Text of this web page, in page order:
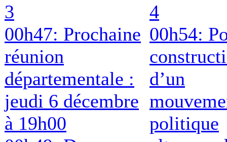
3
00h47: Prochaine
réunion
départementale :
jeudi 6 décembre
à 19h00
4
00h54:
d’un
politique